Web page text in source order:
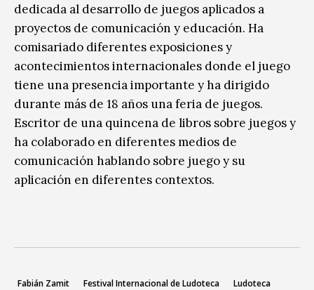
dedicada al desarrollo de juegos aplicados a
proyectos de comunicación y educación. Ha
comisariado diferentes exposiciones y
acontecimientos internacionales donde el juego
tiene una presencia importante y ha dirigido
durante más de 18 años una feria de juegos.
Escritor de una quincena de libros sobre juegos y
ha colaborado en diferentes medios de
comunicación hablando sobre juego y su
aplicación en diferentes contextos.
Fabián Zamit Festival Internacional de Ludoteca Ludoteca